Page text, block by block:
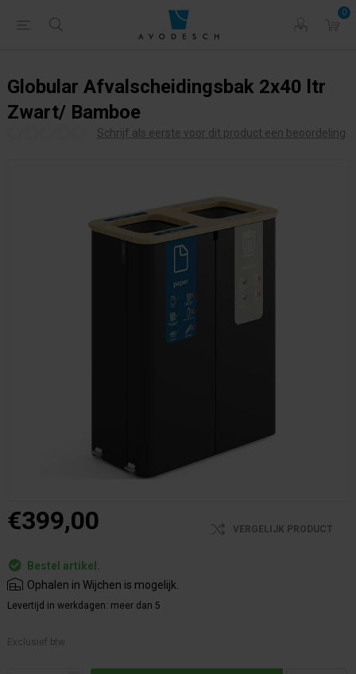
0
Globular Afvalscheidingsbak 2x40 ltr
Zwart/ Bamboe
Schrijf als eerste voor dit product een beoordeling
€399,00 VERGELIJK PRODUCT
Bestel artikel.
Ophalen in Wijchen is mogelijk.
Levertijd in werkdagen: meer dan 5
Exclusief btw.